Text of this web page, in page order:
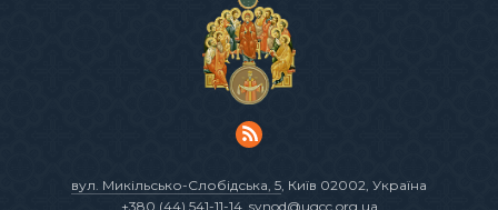
вул. Микільсько-Слобідська, 5 , Київ 02002, Україна
+380 (44) 541-11-14, synod@ugcc.org.ua